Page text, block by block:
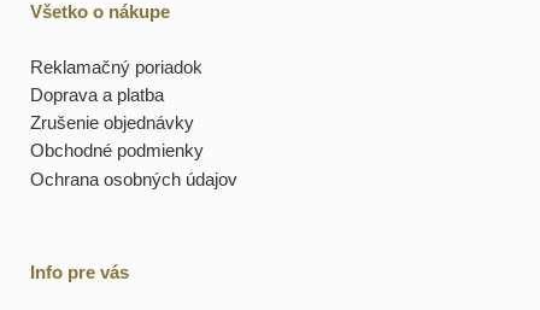
Všetko o nákupe
Reklamačný poriadok
Doprava a platba
Zrušenie objednávky
Obchodné podmienky
Ochrana osobných údajov
Info pre vás